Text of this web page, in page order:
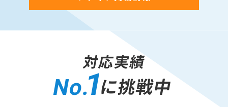
対応実績
No.1に挑戦中